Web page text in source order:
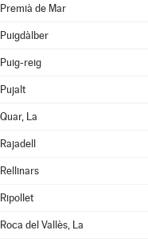
Premià de Mar
Puigdàlber
Puig-reig
Pujalt
Quar, La
Rajadell
Rellinars
Ripollet
Roca del Vallès, La